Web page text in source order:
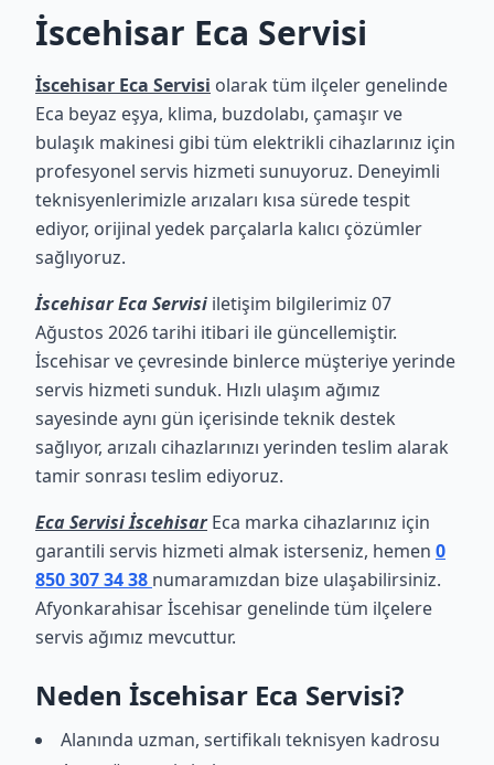
İscehisar Eca Servisi
İscehisar Eca Servisi olarak tüm ilçeler genelinde
Eca beyaz eşya, klima, buzdolabı, çamaşır ve
bulaşık makinesi gibi tüm elektrikli cihazlarınız için
profesyonel servis hizmeti sunuyoruz. Deneyimli
teknisyenlerimizle arızaları kısa sürede tespit
ediyor, orijinal yedek parçalarla kalıcı çözümler
sağlıyoruz.
İscehisar Eca Servisi iletişim bilgilerimiz 07
Ağustos 2026 tarihi itibari ile güncellemiştir.
İscehisar ve çevresinde binlerce müşteriye yerinde
servis hizmeti sunduk. Hızlı ulaşım ağımız
sayesinde aynı gün içerisinde teknik destek
sağlıyor, arızalı cihazlarınızı yerinden teslim alarak
tamir sonrası teslim ediyoruz.
Eca Servisi İscehisarEca marka cihazlarınız için
garantili servis hizmeti almak isterseniz, hemen 0
850 307 34 38 numaramızdan bize ulaşabilirsiniz.
Afyonkarahisar İscehisar genelinde tüm ilçelere
servis ağımız mevcuttur.
Neden İscehisar Eca Servisi?
Alanında uzman, sertifikalı teknisyen kadrosu